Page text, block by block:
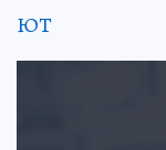
ЮТ